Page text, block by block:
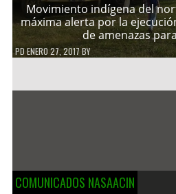
Movimiento indígena del
máxima alerta por la
de amenazas
PDENERO 27, 2017 BY
COMUNICADOS NASAACIN